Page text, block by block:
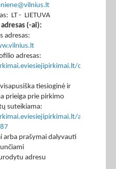
LT - LIETUVA
(-ai):
adresas:
adresas:
ctm/
tiesioginė ir
prieiga prie pirkimo
suteikiama:
app/rfq/
arba prašymai dalyvauti
adresu